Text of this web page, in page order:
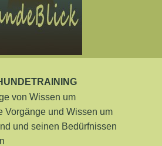
von Wissen um
Vorgänge und Wissen um
und seinen Bedürfnissen